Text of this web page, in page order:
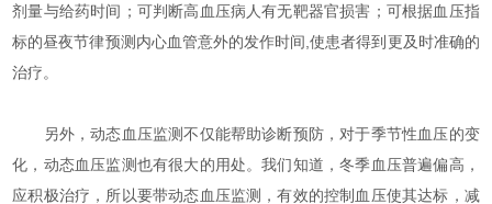
剂量与给药时间；可判断高血压病人有无靶器官损害；可根据血压指
标的昼夜节律预测内心血管意外的发作时间,使患者得到更及时准确的
治疗。
另外，动态血压监测不仅能帮助诊断预防，对于季节性血压的变
化，动态血压监测也有很大的用处。我们知道，冬季血压普遍偏高，
应积极治疗，所以要带动态血压监测，有效的控制血压使其达标，减